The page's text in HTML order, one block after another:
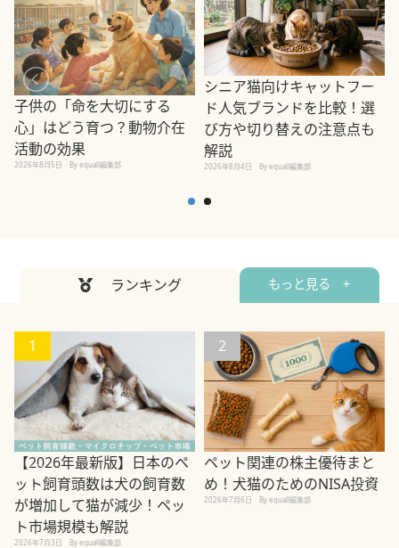
子供の「命を大切にする
心」はどう育つ？動物介在
活動の効果
2026年8月5日 By equall編集部
シニア猫向けキャットフー
ド人気ブランドを比較！選
び方や切り替えの注意点も
解説
2026年8月4日 By equall編集部
ランキング もっと見る +
1
【2026年最新版】日本のペ
ット飼育頭数は犬の飼育数
が増加して猫が減少！ペッ
ト市場規模も解説
2026年7月3日 By equall編集部
2
ペット関連の株主優待まと
め！犬猫のためのNISA投資
2026年7月6日 By equall編集部